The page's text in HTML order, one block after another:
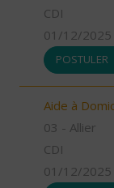
CDI
01/12/2025
POSTULER
Aide à
03 - Allier
CDI
01/12/2025